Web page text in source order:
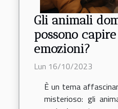
Gli animali
possono
emozioni?
Lun 16/10/2023
È un tema
misterioso: gli